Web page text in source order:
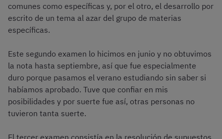
comunes como específicas y, por el otro, el desarrollo por
escrito de un tema al azar del grupo de materias
específicas.
Este segundo examen lo hicimos en junio y no obtuvimos
la nota hasta septiembre, así que fue especialmente
duro porque pasamos el verano estudiando sin saber si
habíamos aprobado. Tuve que confiar en mis
posibilidades y por suerte fue así, otras personas no
tuvieron tanta suerte.
El tercer examen consistía en la resolución de supuestos